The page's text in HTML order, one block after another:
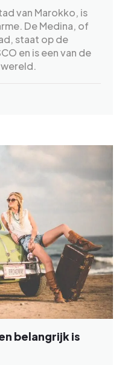
van Marokko, is
De Medina, of
staat op de
en is een van de
belangrijk is